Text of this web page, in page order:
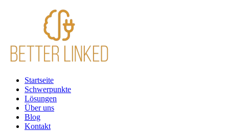
Startseite
Schwerpunkte
Lösungen
Über uns
Blog
Kontakt